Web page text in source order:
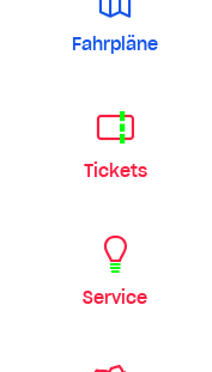
Fahrpläne
Tickets
Service